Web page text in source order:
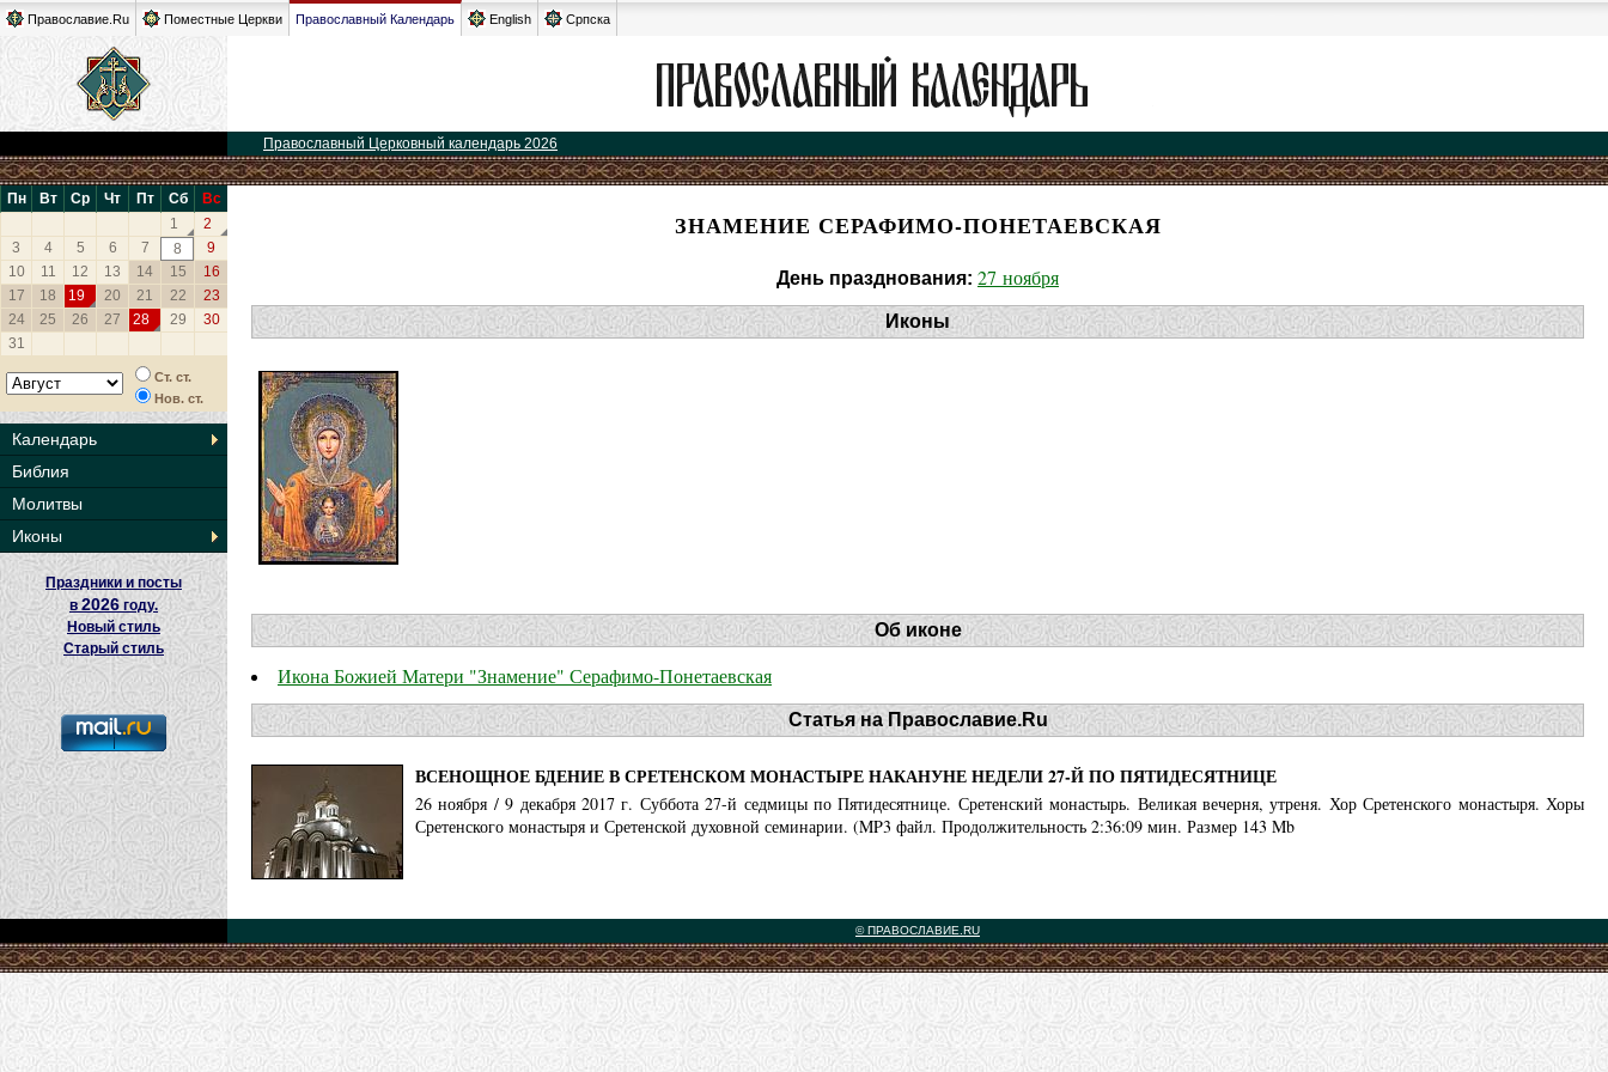
Православие.Ru Поместные Церкви Православный Календарь English Српска
Православный Церковный календарь 2026
Пн Вт Ср Чт Пт Сб
Вс
1
2
3
4 5 6 7 8
9
10
11 12 13 14 15
16
17
18 19 20 21 22
23
24
25 26 27 28 29
30
31
Ст. ст.
Нов. ст.
Календарь
Библия
Молитвы
Иконы
Праздники и посты
в2026 году.
Новый стиль
Старый стиль
ЗНАМЕНИЕ СЕРАФИМО-ПОНЕТАЕВСКАЯ
День празднования: 27 ноября
Иконы
Об иконе
Икона Божией Матери "Знамение" Серафимо-Понетаевская
Статья на Православие.Ru
ВСЕНОЩНОЕ БДЕНИЕ В СРЕТЕНСКОМ МОНАСТЫРЕ НАКАНУНЕ НЕДЕЛИ 27-Й ПО ПЯТИДЕСЯТНИЦЕ
26 ноября / 9 декабря 2017 г. Суббота 27-й седмицы по Пятидесятнице. Сретенский монастырь. Великая вечерня, утреня. Хор Сретенского монастыря. Хоры
Сретенского монастыря и Сретенской духовной семинарии. (MP3 файл. Продолжительность 2:36:09 мин. Размер 143 Mb
© ПРАВОСЛАВИЕ.RU